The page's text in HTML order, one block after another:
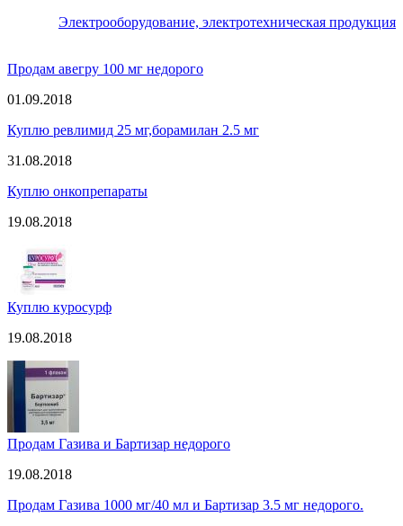
Электрооборудование, электротехническая продукция
Продам авегру 100 мг недорого
01.09.2018
Куплю ревлимид 25 мг,борамилан 2.5 мг
31.08.2018
Куплю онкопрепараты
19.08.2018
Куплю куросурф
19.08.2018
Продам Газива и Бартизар недорого
19.08.2018
Продам Газива 1000 мг/40 мл и Бартизар 3.5 мг недорого.